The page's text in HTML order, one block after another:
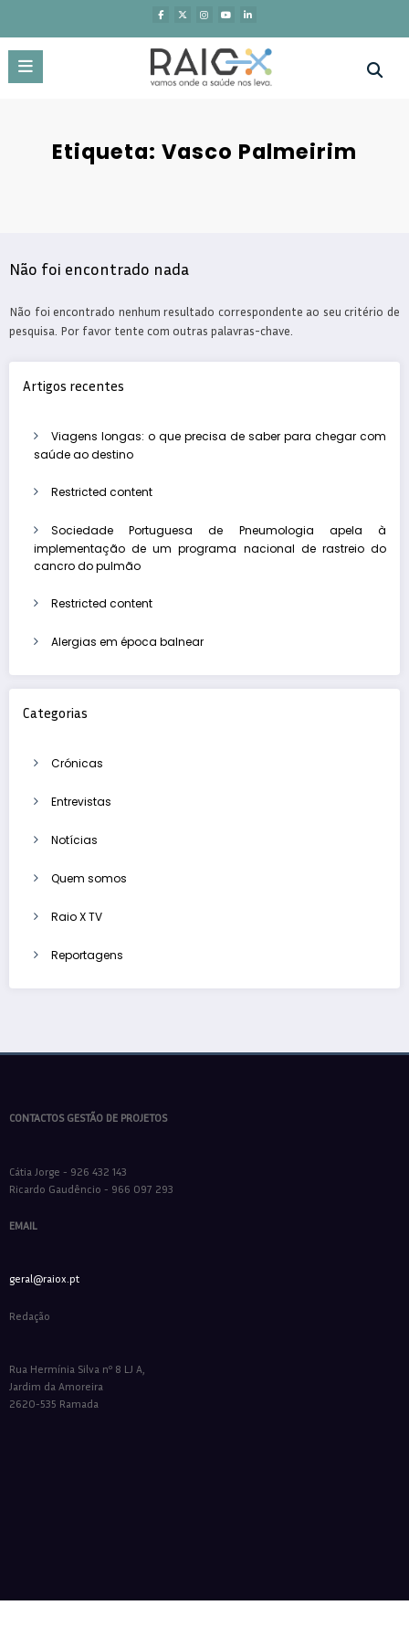
o
conteúdo
Etiqueta: Vasco Palmeirim
Não foi encontrado nada
Não foi encontrado nenhum resultado correspondente ao seu critério de
pesquisa. Por favor tente com outras palavras-chave.
Artigos recentes
Viagens longas: o que precisa de saber para chegar com
saúde ao destino
Restricted content
Sociedade Portuguesa de Pneumologia apela à
implementação de um programa nacional de rastreio do
cancro do pulmão
Restricted content
Alergias em época balnear
Categorias
Crónicas
Entrevistas
Notícias
Quem somos
Raio X TV
Reportagens
CONTACTOS GESTÃO DE PROJETOS
Cátia Jorge - 926 432 143
Ricardo Gaudêncio - 966 097 293
EMAIL
geral@raiox.pt
Redação
Rua Hermínia Silva nº 8 LJ A,
Jardim da Amoreira
2620-535 Ramada